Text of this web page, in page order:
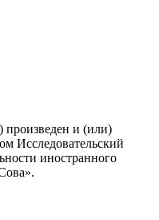
и (или)
Исследовательский
иностранного